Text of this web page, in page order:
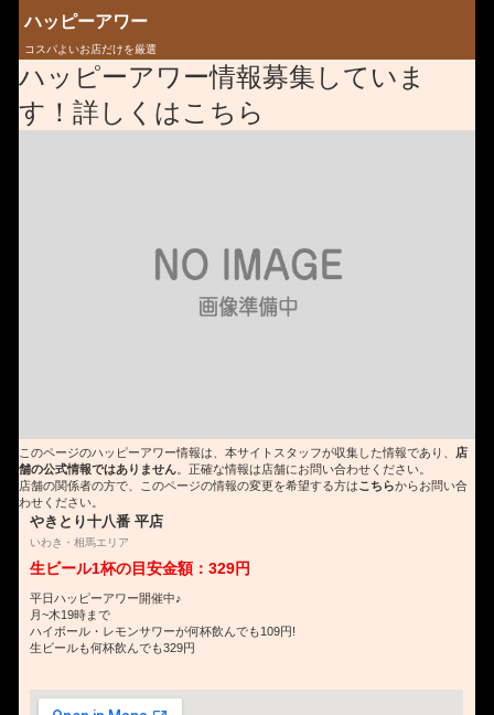
ハッピーアワー
コスパよいお店だけを厳選
ハッピーアワー情報募集していま
す！詳しくはこちら
このページのハッピーアワー情報は、本サイトスタッフが収集した情報であり、 店
舗の公式情報ではありません 。正確な情報は店舗にお問い合わせください。
店舗の関係者の方で、このページの情報の変更を希望する方はこちらからお問い合
わせください。
やきとり十八番 平店
いわき・相馬エリア
生ビール1杯の目安金額：329円
平日ハッピーアワー開催中♪
月~木19時まで
ハイボール・レモンサワーが何杯飲んでも109円!
生ビールも何杯飲んでも329円